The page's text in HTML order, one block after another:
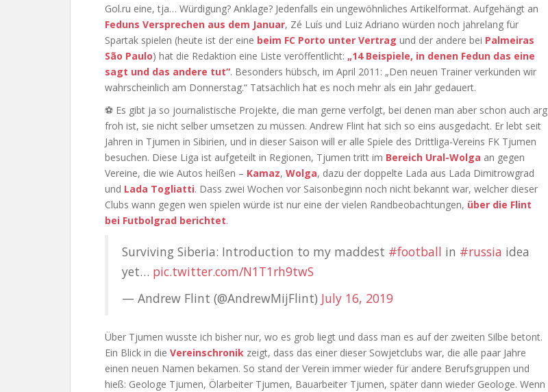
Gol.ru eine, tja… Würdigung? Anklage? Jedenfalls ein ungewöhnliches Artikelformat. Aufgehängt an
Feduns Versprechen aus dem Januar, Zé Luís und Luiz Adriano würden noch jahrelang für
Spartak spielen (heute ist der eine beim FC Porto unter Vertrag und der andere bei Palmeiras
São Paulo) hat die Redaktion eine Liste veröffentlicht: „14 Beispiele, in denen Fedun das eine
sagt und das andere tut“. Besonders hübsch, im April 2011: „Den neuen Trainer verkünden wir
wahrscheinlich am Donnerstag.“ Tatsächlich hat es noch mehr als ein Jahr gedauert.
⚽ Es gibt ja so journalistische Projekte, die man gerne verfolgt, bei denen man aber schon auch arg
froh ist, sie nicht selber umsetzen zu müssen. Andrew Flint hat sich so eins ausgedacht. Er lebt seit
Jahren in Tjumen in Sibirien, und in dieser Saison will er alle Spiele des Drittliga-Vereins FK Tjumen
besuchen. Diese Liga ist aufgeteilt in Regionen, Tjumen tritt im Bereich Ural-Wolga an gegen
Vereine, die wie Autos heißen – Kamaz, Wolga, dazu der doppelte Lada aus Lada Dimitrowgrad
und Lada Togliatti. Dass zwei Wochen vor Saisonbeginn noch nicht bekannt war, welcher dieser
Clubs wann gegen wen spielen würde ist nur eine der vielen Randbeobachtungen, über die Flint
bei Futbolgrad berichtet.
Surviving Siberia: Introduction to my maddest #football in #russia idea
yet… pic.twitter.com/N1T1rh9twS
— Andrew Flint (@AndrewMijFlint) July 16, 2019
Über Tjumen wusste ich bisher nur, wo es grob liegt und dass man es auf der zweiten Silbe betont.
Ein Blick in die Vereinschronik zeigt, dass das einer dieser Sowjetclubs war, die alle paar Jahre
einen neuen Namen bekamen. So stand der Verein immer wieder für andere Berufsgruppen und
hieß: Geologe Tjumen, Ölarbeiter Tjumen, Bauarbeiter Tjumen, später dann wieder Geologe. Wenn